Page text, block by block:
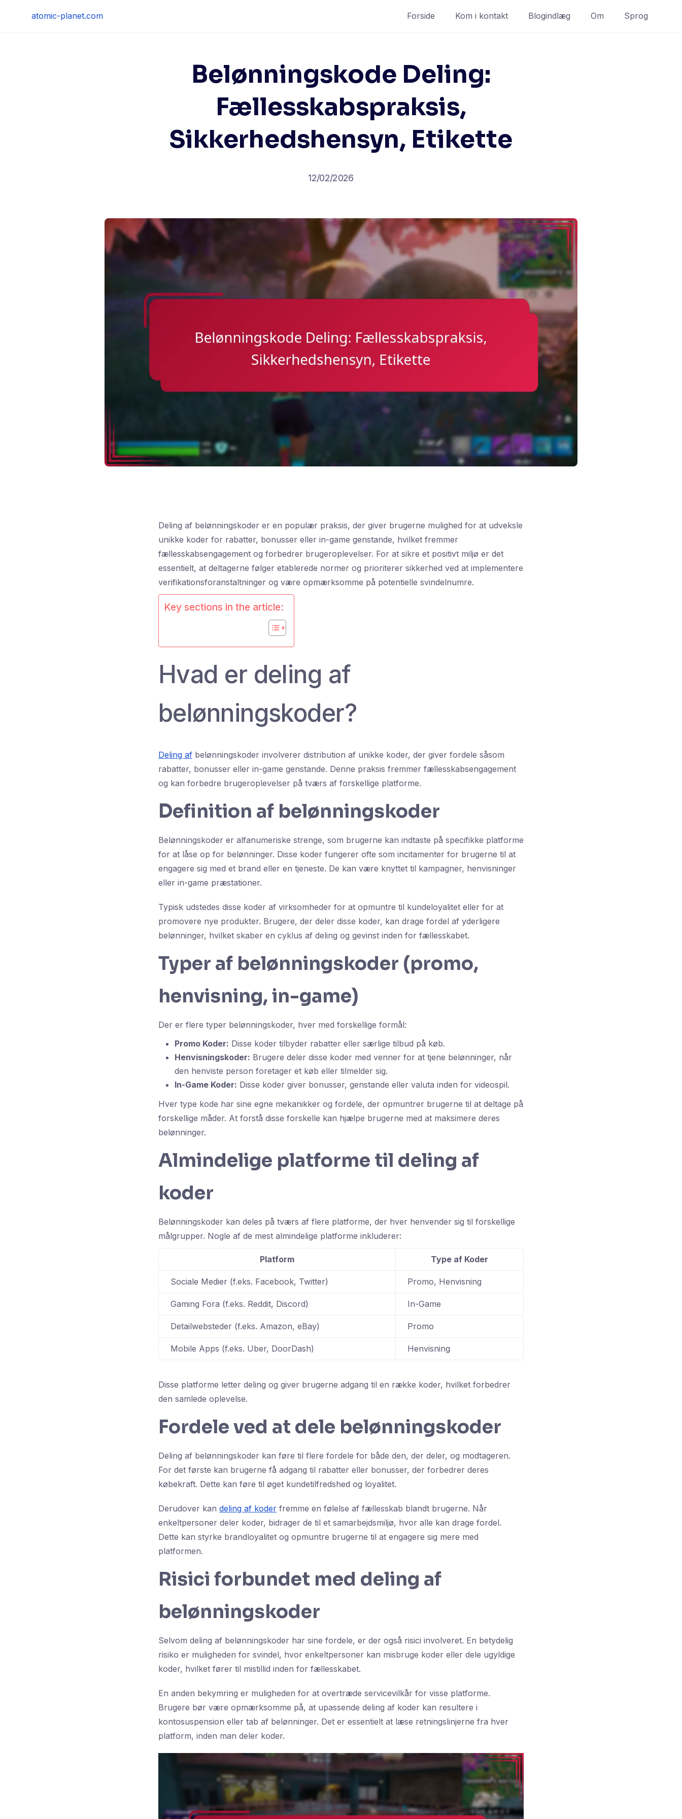
atomic-planet.com Forside Kom i kontakt Blogindlæg Om Sprog
Belønningskode Deling:
Fællesskabspraksis,
Sikkerhedshensyn, Etikette
12/02/2026
Deling af belønningskoder er en populær praksis, der giver brugerne mulighed for at udveksle
unikke koder for rabatter, bonusser eller in-game genstande, hvilket fremmer
fællesskabsengagement og forbedrer brugeroplevelser. For at sikre et positivt miljø er det
essentielt, at deltagerne følger etablerede normer og prioriterer sikkerhed ved at implementere
verifikationsforanstaltninger og være opmærksomme på potentielle svindelnumre.
Key sections in the article:
Hvad er deling af
belønningskoder?
Deling af belønningskoder involverer distribution af unikke koder, der giver fordele såsom
rabatter, bonusser eller in-game genstande. Denne praksis fremmer fællesskabsengagement
og kan forbedre brugeroplevelser på tværs af forskellige platforme.
Definition af belønningskoder
Belønningskoder er alfanumeriske strenge, som brugerne kan indtaste på specifikke platforme
for at låse op for belønninger. Disse koder fungerer ofte som incitamenter for brugerne til at
engagere sig med et brand eller en tjeneste. De kan være knyttet til kampagner, henvisninger
eller in-game præstationer.
Typisk udstedes disse koder af virksomheder for at opmuntre til kundeloyalitet eller for at
promovere nye produkter. Brugere, der deler disse koder, kan drage fordel af yderligere
belønninger, hvilket skaber en cyklus af deling og gevinst inden for fællesskabet.
Typer af belønningskoder (promo,
henvisning, in-game)
Der er flere typer belønningskoder, hver med forskellige formål:
Promo Koder: Disse koder tilbyder rabatter eller særlige tilbud på køb.
Henvisningskoder: Brugere deler disse koder med venner for at tjene belønninger, når
den henviste person foretager et køb eller tilmelder sig.
In-Game Koder: Disse koder giver bonusser, genstande eller valuta inden for videospil.
Hver type kode har sine egne mekanikker og fordele, der opmuntrer brugerne til at deltage på
forskellige måder. At forstå disse forskelle kan hjælpe brugerne med at maksimere deres
belønninger.
Almindelige platforme til deling af
koder
Belønningskoder kan deles på tværs af flere platforme, der hver henvender sig til forskellige
målgrupper. Nogle af de mest almindelige platforme inkluderer:
Platform Type af Koder
Sociale Medier (f.eks. Facebook, Twitter) Promo, Henvisning
Gaming Fora (f.eks. Reddit, Discord) In-Game
Detailwebsteder (f.eks. Amazon, eBay) Promo
Mobile Apps (f.eks. Uber, DoorDash) Henvisning
Disse platforme letter deling og giver brugerne adgang til en række koder, hvilket forbedrer
den samlede oplevelse.
Fordele ved at dele belønningskoder
Deling af belønningskoder kan føre til flere fordele for både den, der deler, og modtageren.
For det første kan brugerne få adgang til rabatter eller bonusser, der forbedrer deres
købekraft. Dette kan føre til øget kundetilfredshed og loyalitet.
Derudover kan deling af koder fremme en følelse af fællesskab blandt brugerne. Når
enkeltpersoner deler koder, bidrager de til et samarbejdsmiljø, hvor alle kan drage fordel.
Dette kan styrke brandloyalitet og opmuntre brugerne til at engagere sig mere med
platformen.
Risici forbundet med deling af
belønningskoder
Selvom deling af belønningskoder har sine fordele, er der også risici involveret. En betydelig
risiko er muligheden for svindel, hvor enkeltpersoner kan misbruge koder eller dele ugyldige
koder, hvilket fører til mistillid inden for fællesskabet.
En anden bekymring er muligheden for at overtræde servicevilkår for visse platforme.
Brugere bør være opmærksomme på, at upassende deling af koder kan resultere i
kontosuspension eller tab af belønninger. Det er essentielt at læse retningslinjerne fra hver
platform, inden man deler koder.